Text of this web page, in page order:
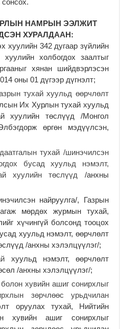
НАМРЫН ЭЭЛЖИТ
ХУРАЛДААН:
хуулийн 342 дугаар зүйлийн
холбогдох заалтыг
хянан шийдвэрлэсэн
оны 01 дүгээр дүгнэлт;
тухай хуульд өөрчлөлт
Их Хурлын тухай хуульд
хуулийн төслүүд /Монгол
өргөн мэдүүлсэн,
тухай /шинэчилсэн
бусад хуульд нэмэлт,
хуулийн төслүүд /анхны
найруулга/, Газрын
мөрдөх журмын тухай,
хүчингүй болсонд тооцох
хуульд нэмэлт, өөрчлөлт
/анхны хэлэлцүүлэг/;
хуульд нэмэлт, өөрчлөлт
/анхны хэлэлцүүлэг/;
хувийн ашиг сонирхлыг
зөрчлөөс урьдчилан
оруулах тухай, Нийтийн
хувийн ашиг сонирхлыг